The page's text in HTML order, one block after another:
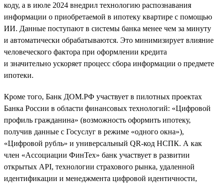
коду, а в июле 2024 внедрил технологию распознавания
информации о приобретаемой в ипотеку квартире с помощью
ИИ. Данные поступают в системы банка менее чем за минуту
и автоматически обрабатываются. Это минимизирует влияние
человеческого фактора при оформлении кредита
и значительно ускоряет процесс сбора информации о предмете
ипотеки.
Кроме того, Банк ДОМ.РФ участвует в пилотных проектах
Банка России в области финансовых технологий: «Цифровой
профиль гражданина» (возможность оформить ипотеку,
получив данные с Госуслуг в режиме «одного окна»),
«Цифровой рубль» и универсальный QR-код НСПК. А как
член «Ассоциации ФинТех» банк участвует в развитии
открытых API, технологии страхового рынка, удаленной
идентификации и менеджмента цифровой идентичности,